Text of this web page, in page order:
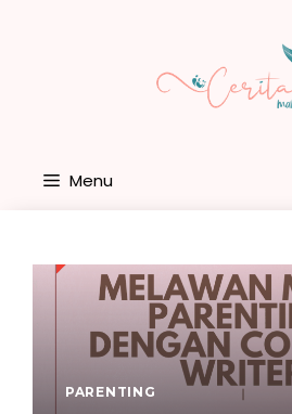
Menu
PARENTING